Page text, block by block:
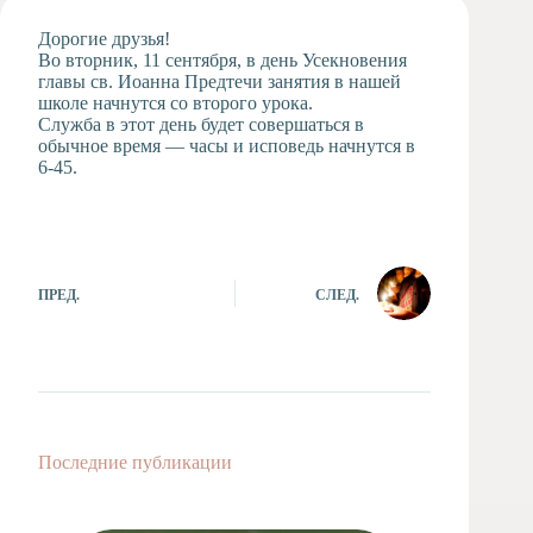
студия
Музыкальное
отделение
Психологическая
Служба
Дорогие друзья!
Во вторник, 11 сентября, в день Усекновения
главы св. Иоанна Предтечи занятия в нашей
школе начнутся со второго урока.
Служба в этот день будет совершаться в
обычное время — часы и исповедь начнутся в
6-45.
ПРЕД. СЛЕД.
Последние публикации